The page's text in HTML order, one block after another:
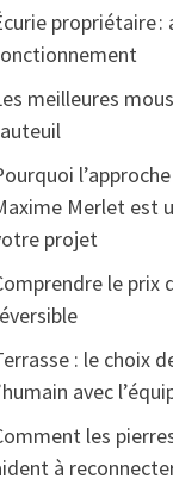
propriétaire
meilleures
Merlet est
projet
le prix
: le choix
avec
les
à